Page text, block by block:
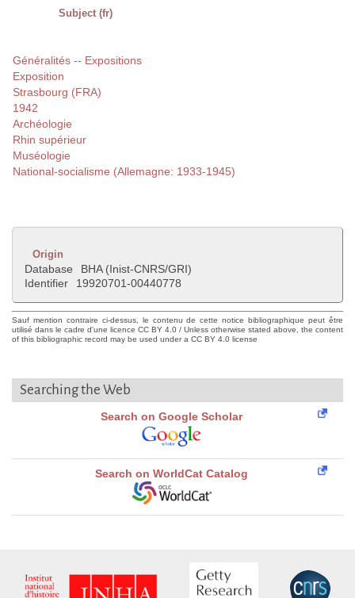
Subject (fr)
Généralités -- Expositions
Exposition
Strasbourg (FRA)
1942
Archéologie
Rhin supérieur
Muséologie
National-socialisme (Allemagne: 1933-1945)
Origin
Database
BHA (Inist-CNRS/GRI)
Identifier
19920701-00440778
Sauf mention contraire ci-dessus, le contenu de cette notice bibliographique peut être
utilisé dans le cadre d'une licence CC BY 4.0 / Unless otherwise stated above, the content
of this bibliographic record may be used under a CC BY 4.0 license
Searching the Web
Search on Google Scholar
Search on WorldCat Catalog